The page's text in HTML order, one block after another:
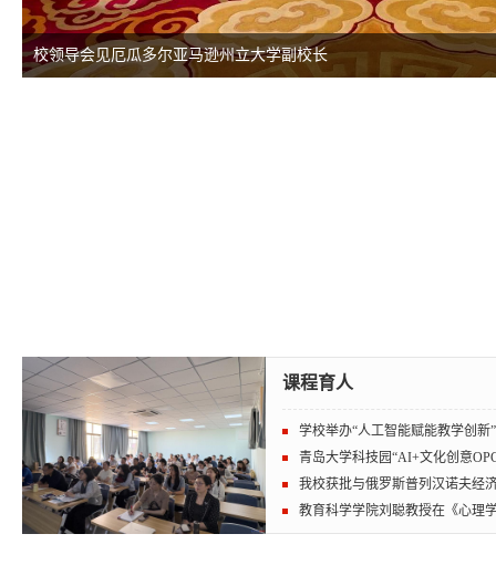
校领导会见厄瓜多尔亚马逊州立大学副校长
课程育人
学校举办“人工智能赋能教学创新
青岛大学科技园“AI+文化创意
我校获批与俄罗斯普列汉诺夫经
教育科学学院刘聪教授在《心理